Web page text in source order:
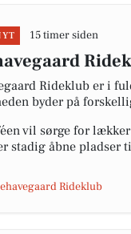
15 timer siden
Rideklub er i
byder på
vil sørge for
stadig åbne pladser
Rideklub